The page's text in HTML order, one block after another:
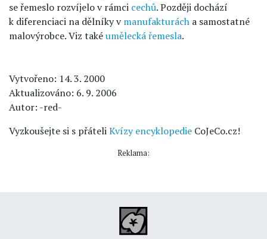
se řemeslo rozvíjelo v rámci cechů. Později dochází
k diferenciaci na dělníky vmanufakturách a samostatné
malovýrobce. Viz takéumělecká řemesla.
Vytvořeno: 14. 3. 2000
Aktualizováno: 6. 9. 2006
Autor: -red-
Vyzkoušejte si s přáteliKvízy encyklopedie CoJeCo.cz!
Reklama: